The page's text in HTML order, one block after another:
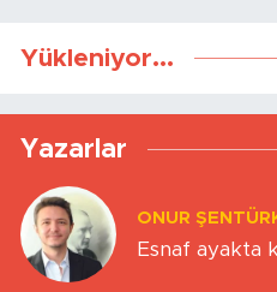
Yükleniyor...
Yazarlar
ONUR
Esnaf ayakta